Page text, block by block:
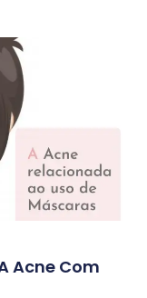
Acne Com